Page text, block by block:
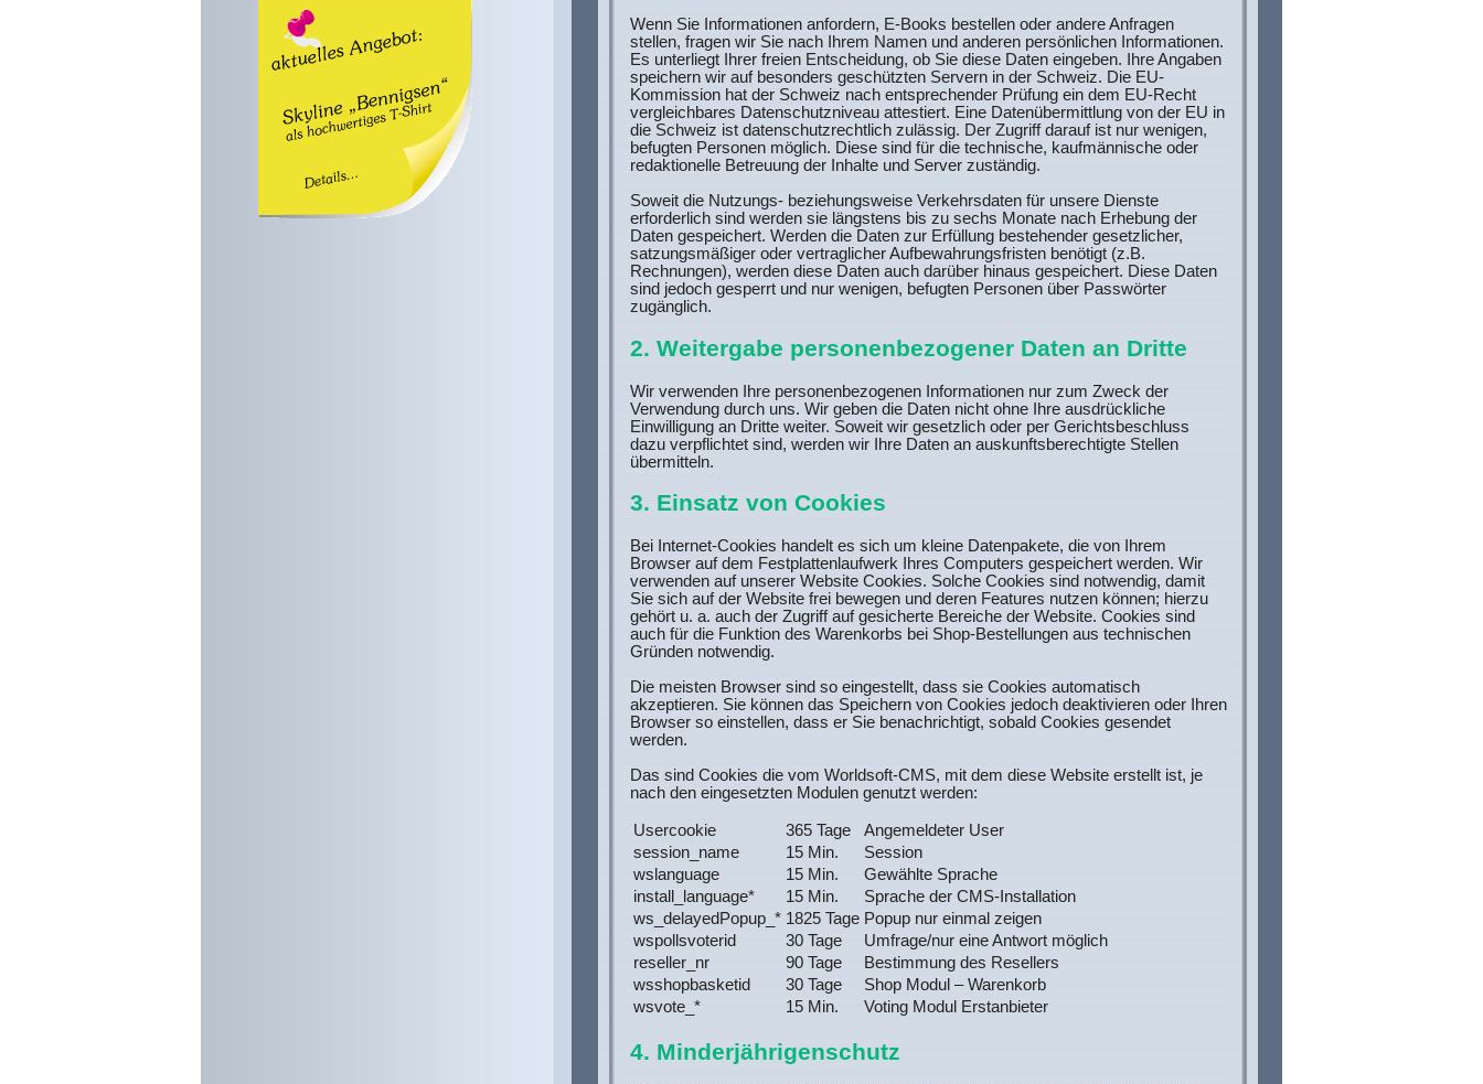
Wenn Sie Informationen anfordern, E-Books bestellen oder andere Anfragen
stellen, fragen wir Sie nach Ihrem Namen und anderen persönlichen Informationen.
Es unterliegt Ihrer freien Entscheidung, ob Sie diese Daten eingeben. Ihre Angaben
speichern wir auf besonders geschützten Servern in der Schweiz. Die EU-
Kommission hat der Schweiz nach entsprechender Prüfung ein dem EU-Recht
vergleichbares Datenschutzniveau attestiert. Eine Datenübermittlung von der EU in
die Schweiz ist datenschutzrechtlich zulässig. Der Zugriff darauf ist nur wenigen,
befugten Personen möglich. Diese sind für die technische, kaufmännische oder
redaktionelle Betreuung der Inhalte und Server zuständig.
Soweit die Nutzungs- beziehungsweise Verkehrsdaten für unsere Dienste
erforderlich sind werden sie längstens bis zu sechs Monate nach Erhebung der
Daten gespeichert. Werden die Daten zur Erfüllung bestehender gesetzlicher,
satzungsmäßiger oder vertraglicher Aufbewahrungsfristen benötigt (z.B.
Rechnungen), werden diese Daten auch darüber hinaus gespeichert. Diese Daten
sind jedoch gesperrt und nur wenigen, befugten Personen über Passwörter
zugänglich.
2. Weitergabe personenbezogener Daten an Dritte
Wir verwenden Ihre personenbezogenen Informationen nur zum Zweck der
Verwendung durch uns. Wir geben die Daten nicht ohne Ihre ausdrückliche
Einwilligung an Dritte weiter. Soweit wir gesetzlich oder per Gerichtsbeschluss
dazu verpflichtet sind, werden wir Ihre Daten an auskunftsberechtigte Stellen
übermitteln.
3. Einsatz von Cookies
Bei Internet-Cookies handelt es sich um kleine Datenpakete, die von Ihrem
Browser auf dem Festplattenlaufwerk Ihres Computers gespeichert werden. Wir
verwenden auf unserer Website Cookies. Solche Cookies sind notwendig, damit
Sie sich auf der Website frei bewegen und deren Features nutzen können; hierzu
gehört u. a. auch der Zugriff auf gesicherte Bereiche der Website. Cookies sind
auch für die Funktion des Warenkorbs bei Shop-Bestellungen aus technischen
Gründen notwendig.
Die meisten Browser sind so eingestellt, dass sie Cookies automatisch
akzeptieren. Sie können das Speichern von Cookies jedoch deaktivieren oder Ihren
Browser so einstellen, dass er Sie benachrichtigt, sobald Cookies gesendet
werden.
Das sind Cookies die vom Worldsoft-CMS, mit dem diese Website erstellt ist, je
nach den eingesetzten Modulen genutzt werden:
Usercookie 365 Tage
Angemeldeter User
session_name
15 Min.
Session
wslanguage
15 Min.
Gewählte Sprache
install_language*
15 Min.
Sprache der CMS-Installation
ws_delayedPopup_* 1825 Tage Popup nur einmal zeigen
wspollsvoterid
30 Tage
Umfrage/nur eine Antwort möglich
reseller_nr
90 Tage
Bestimmung des Resellers
wsshopbasketid
30 Tage
Shop Modul – Warenkorb
wsvote_*
15 Min. Voting Modul Erstanbieter
4. Minderjährigenschutz